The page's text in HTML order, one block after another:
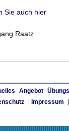
Sie auch hier
Raatz
Angebot
Impressum